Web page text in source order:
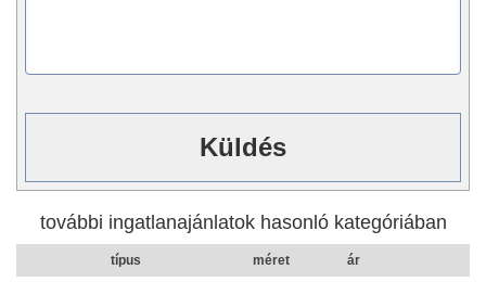
további ingatlanajánlatok hasonló kategóriában
típus méret ár